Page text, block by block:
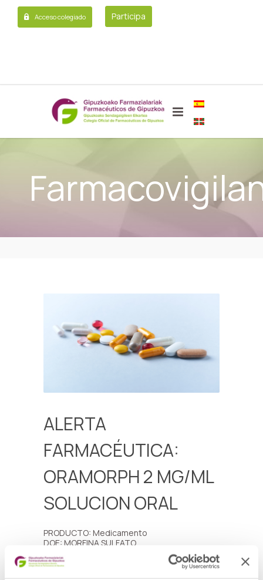
Acceso colegiado Participa
ALERTA
FARMACÉUTICA:
ORAMORPH 2 MG/ML
SOLUCION ORAL
PRODUCTO: Medicamento
DOE: MORFINA SULFATO
PRESENTACIÓN: ORAMORPH 2 MG/ML
SOLUCION ORAL, 1 frasco de 100 ml